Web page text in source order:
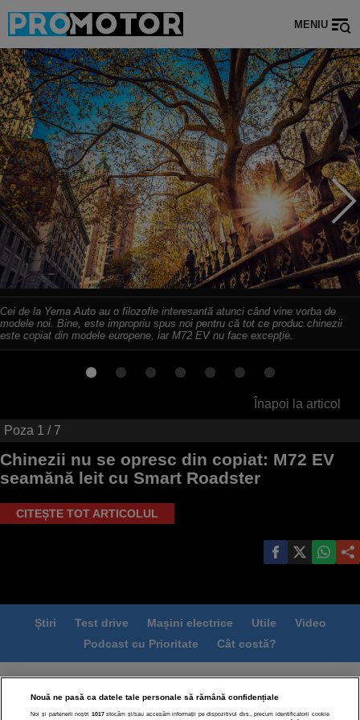
MENIU
Cei de la Yema Auto au o filozofie interesantă atunci când vine vorba de
modele noi. Bine, este impropriu spus noi pentru că tot ce produc chinezii
este copiat din modele europene, iar M72 EV nu face excepţie.
Înapoi la articol
Poza 1 / 7
Chinezii nu se opresc din copiat: M72 EV
seamănă leit cu Smart Roadster
CITEȘTE TOT ARTICOLUL
Știri Test drive Mașini electrice Utile
Video
Podcast cu Prioritate
Cât costă?
Termeni si conditii
Politica de confidentialitate
Politica de cookies
Echipa editorială
Contact
Nouă ne pasă ca datele tale personale să rămână confidențiale
Noi și partenerii noștri 1017stocăm și/sau accesăm informații pe dispozitivul dvs., precum identificatorii cookie